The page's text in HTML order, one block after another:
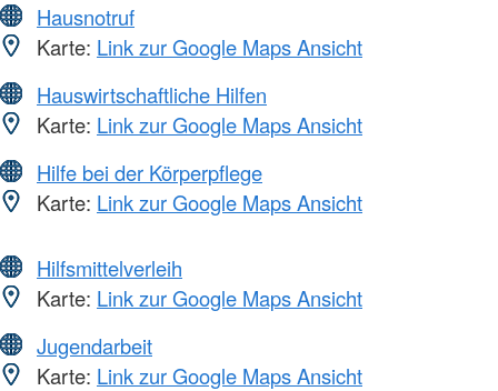
Hausnotruf
Karte: Link zur Google Maps Ansicht
Hauswirtschaftliche Hilfen
Karte: Link zur Google Maps Ansicht
Hilfe bei der Körperpflege
Karte: Link zur Google Maps Ansicht
Hilfsmittelverleih
Karte: Link zur Google Maps Ansicht
Jugendarbeit
Karte: Link zur Google Maps Ansicht